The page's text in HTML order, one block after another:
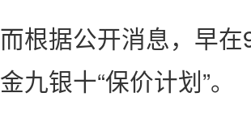
而根据公开消息，早
金九银十“保价计划”。